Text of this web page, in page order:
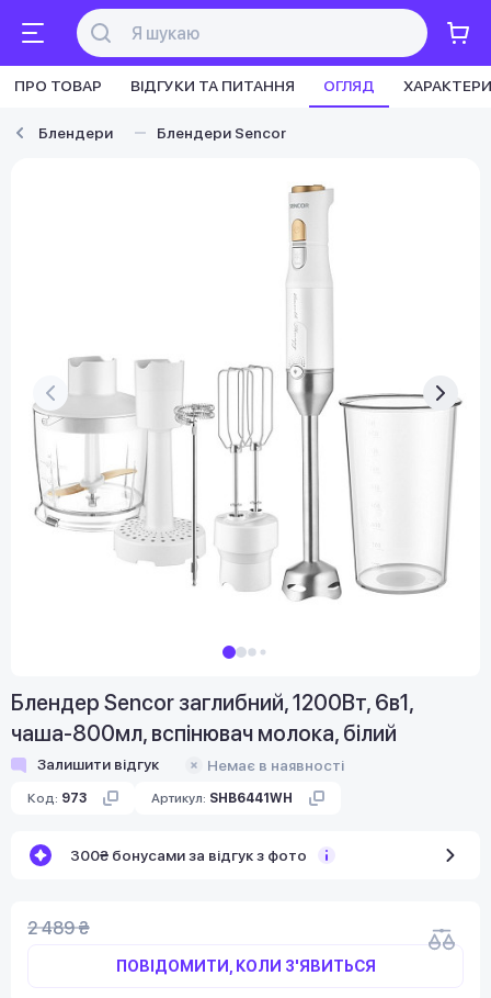
ПРО ТОВАР ВІДГУКИ ТА ПИТАННЯ ОГЛЯД
Блендери Блендери Sencor
Блендер Sencor заглибний, 1200Вт, 6в1,
чаша-800мл, вспінювач молока, білий
Залишити відгук Немає в наявності
Код: 973 Артикул: SHB6441WH
300₴ бонусами за відгук з фото
2 489 ₴
ПОВІДОМИТИ, КОЛИ З'ЯВИТЬСЯ